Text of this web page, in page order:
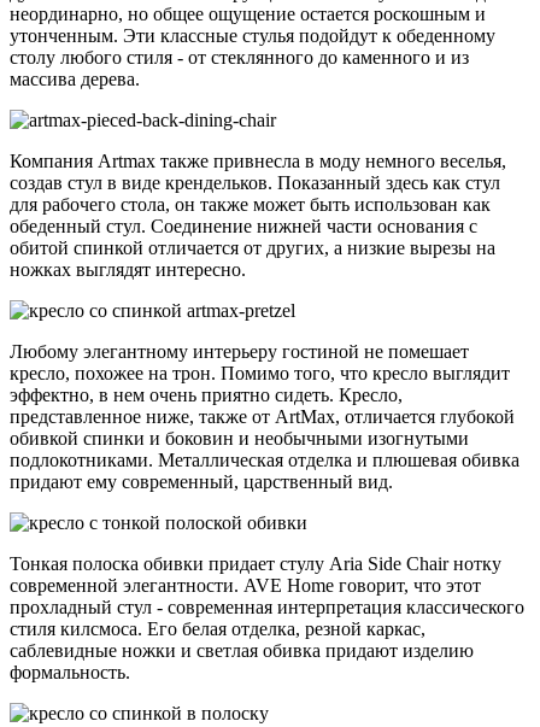
неординарно, но общее ощущение остается роскошным и
утонченным. Эти классные стулья подойдут к обеденному
столу любого стиля - от стеклянного до каменного и из
массива дерева.
Компания Artmax также привнесла в моду немного веселья,
создав стул в виде крендельков. Показанный здесь как стул
для рабочего стола, он также может быть использован как
обеденный стул. Соединение нижней части основания с
обитой спинкой отличается от других, а низкие вырезы на
ножках выглядят интересно.
Любому элегантному интерьеру гостиной не помешает
кресло, похожее на трон. Помимо того, что кресло выглядит
эффектно, в нем очень приятно сидеть. Кресло,
представленное ниже, также от ArtMax, отличается глубокой
обивкой спинки и боковин и необычными изогнутыми
подлокотниками. Металлическая отделка и плюшевая обивка
придают ему современный, царственный вид.
Тонкая полоска обивки придает стулу Aria Side Chair нотку
современной элегантности. AVE Home говорит, что этот
прохладный стул - современная интерпретация классического
стиля килсмоса. Его белая отделка, резной каркас,
саблевидные ножки и светлая обивка придают изделию
формальность.